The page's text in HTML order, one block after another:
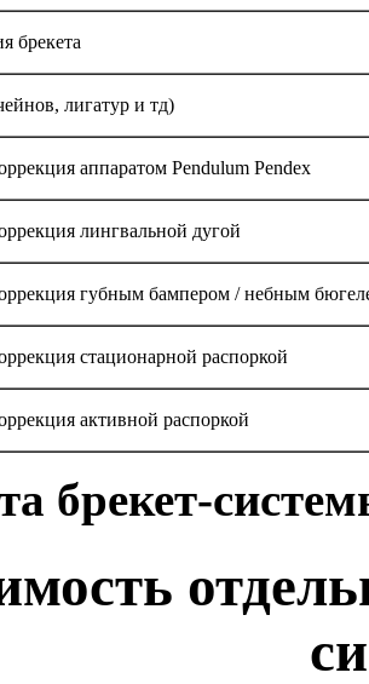
брекета
лигатур и тд)
аппаратом Pendulum Pendex
лингвальной дугой
губным бампером / небным
стационарной распоркой
активной распоркой
брекет-